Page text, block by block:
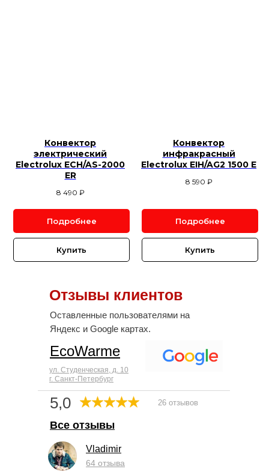
Конвектор
электрический
Electrolux ECH/AS-2000
ER
8 490 ₽
Подробнее
Купить
Конвектор
инфракрасный
Electrolux EIH/AG2 1500 E
8 590 ₽
Подробнее
Купить
Отзывы клиентов
Оставленные пользователями на
Яндекс и Google картах.
5,0
ул. Студенческая, д. 10
г. Санкт-Петербург
EcoWarme
26 отзывов
Все отзывы
Vladimir
64 отзыва